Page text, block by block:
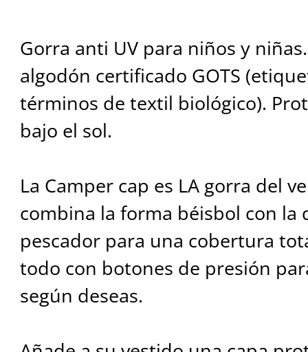
Gorra anti UV para niños y
algodón certificado GOTS
términos de textil biológico).
bajo el sol.
La Camper cap es LA gorra del
combina la forma béisbol con la
pescador para una cobertura
todo con botones de presión
según deseas.